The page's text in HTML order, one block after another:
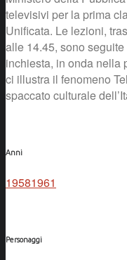
televisivi per la prima
Unificata. Le lezioni,
alle 14.45, sono
inchiesta, in onda nella
ci illustra il fenomeno
spaccato culturale
Anni
19581961
Personaggi